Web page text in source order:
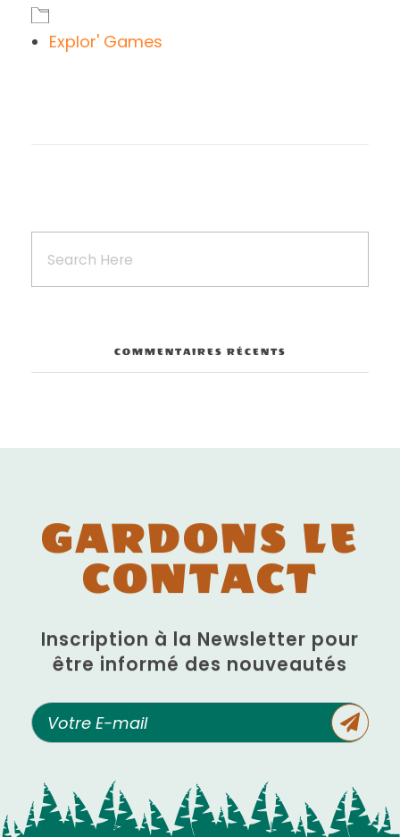
Explor' Games
COMMENTAIRES RÉCENTS
GARDONS LE
CONTACT
Inscription à la Newsletter pour
être informé des nouveautés